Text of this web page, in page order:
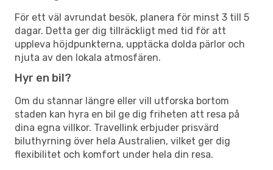
För ett väl avrundat besök, planera för minst 3 till 5
dagar. Detta ger dig tillräckligt med tid för att
uppleva höjdpunkterna, upptäcka dolda pärlor och
njuta av den lokala atmosfären.
Hyr en bil?
Om du stannar längre eller vill utforska bortom
staden kan hyra en bil ge dig friheten att resa på
dina egna villkor. Travellink erbjuder prisvärd
biluthyrning över hela Australien, vilket ger dig
flexibilitet och komfort under hela din resa.